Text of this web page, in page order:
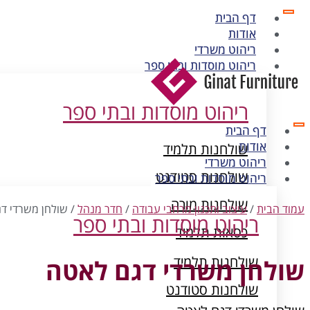
דף הבית
אודות
ריהוט משרדי
ריהוט מוסדות ובתי ספר
ריהוט מוסדות ובתי ספר
שולחנות תלמיד
שולחנות סטודנט
שולחנות מורה
כסאות תלמיד
ארונות מתכת
דף הבית
אודות
ריהוט משרדי
ריהוט מוסדות ובתי ספר
ריהוט מוסדות ובתי ספר
שולחנות תלמיד
שולחנות סטודנט
עמוד הבית/עיצוב ותכנון מרחבי עבודה / חדר מנהל/ שולחן משרדי
שולחן משרדי דגם לאטה